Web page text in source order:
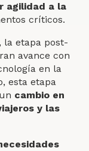
agilidad a la
críticos.
la etapa post-
avance con
en la
esta etapa
cambio en
y las